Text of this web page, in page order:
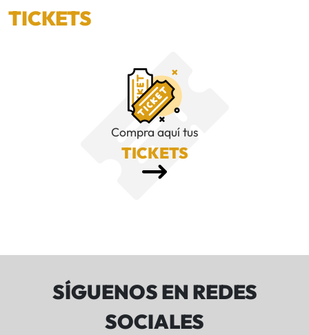
TICKETS
Compra aquí tus
TICKETS
SÍGUENOS EN REDES
SOCIALES